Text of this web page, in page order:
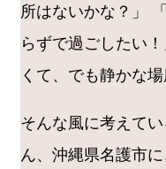
所はないかな？」
らずで過ごしたい
くて、でも静かな
そんな風に考えて
ん、沖縄県名護市